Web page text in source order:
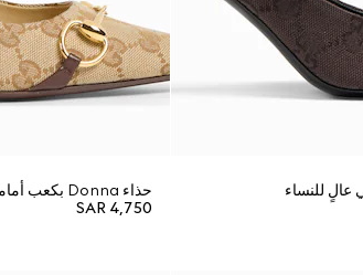
حذاء Donna بكعب أمامي عالٍ للنساء
SAR 4,750